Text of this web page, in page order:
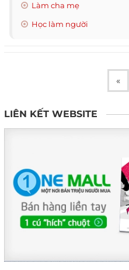
Làm cha mẹ
Học làm người
«
LIÊN KẾT WEBSITE